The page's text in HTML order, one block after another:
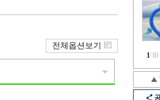
1/10
전체옵션보기